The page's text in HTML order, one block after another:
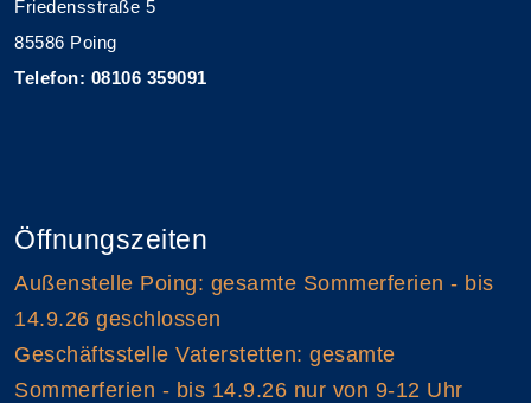
Friedensstraße 5
85586 Poing
Telefon: 08106 359091
Öffnungszeiten
Außenstelle Poing: gesamte Sommerferien - bis
14.9.26 geschlossen
Geschäftsstelle Vaterstetten: gesamte
Sommerferien - bis 14.9.26 nur von 9-12 Uhr